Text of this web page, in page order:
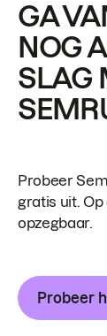
GA
NOG
SLAG
Probeer
gratis uit.
opzegbaar.
Probeer